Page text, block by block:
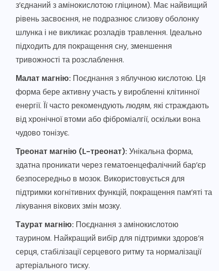
з’єднаний з амінокислотою гліцином). Має найвищий
рівень засвоєння, не подразнює слизову оболонку
шлунка і не викликає розладів травлення. Ідеально
підходить для покращення сну, зменшення
тривожності та розслаблення.
Малат магнію: Поєднання з яблучною кислотою. Ця
форма бере активну участь у виробленні клітинної
енергії. Її часто рекомендують людям, які страждають
від хронічної втоми або фіброміалгії, оскільки вона
чудово тонізує.
Треонат магнію (L-треонат): Унікальна форма,
здатна проникати через гематоенцефалічний бар’єр
безпосередньо в мозок. Використовується для
підтримки когнітивних функцій, покращення пам’яті та
лікування вікових змін мозку.
Таурат магнію: Поєднання з амінокислотою
таурином. Найкращий вибір для підтримки здоров’я
серця, стабілізації серцевого ритму та нормалізації
артеріального тиску.